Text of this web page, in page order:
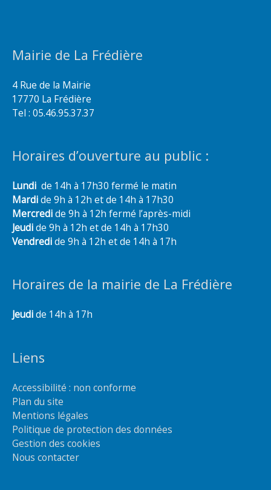
Mairie de La Frédière
4 Rue de la Mairie
17770 La Frédière
Tel : 05.46.95.37.37
Horaires d’ouverture au public :
Lundi de 14h à 17h30 fermé le matin
Mardide 9h à 12h et de 14h à 17h30
Mercredide 9h à 12h fermé l’après-midi
Jeudide 9h à 12h et de 14h à 17h30
Vendredide 9h à 12h et de 14h à 17h
Horaires de la mairie de La Frédière
Jeudide 14h à 17h
Liens
Accessibilité : non conforme
Plan du site
Mentions légales
Politique de protection des données
Gestion des cookies
Nous contacter